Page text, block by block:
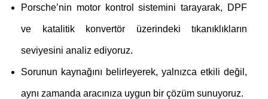
Porsche’nin motor kontrol sistemini tarayarak, DPF
ve katalitik konvertör üzerindeki tıkanıklıkların
seviyesini analiz ediyoruz.
Sorunun kaynağını belirleyerek, yalnızca etkili değil,
aynı zamanda aracınıza uygun bir çözüm sunuyoruz.